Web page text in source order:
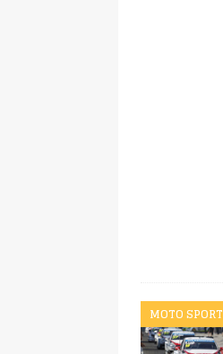
MOTO SPORT